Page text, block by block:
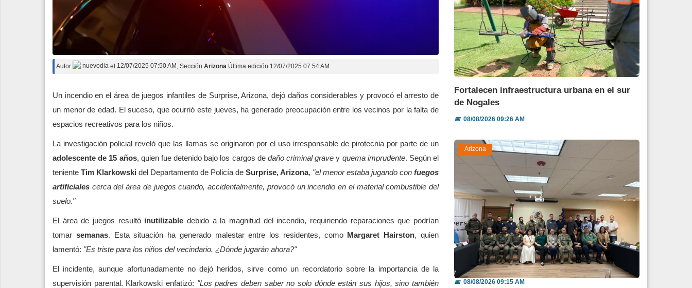
Autor nuevodia el 12/07/2025 07:50 AM , Sección Arizona Última edición 12/07/2025 07:54 AM.
Un incendio en el área de juegos infantiles de Surprise, Arizona, dejó daños considerables y provocó el arresto de
un menor de edad. El suceso, que ocurrió este jueves, ha generado preocupación entre los vecinos por la falta de
espacios recreativos para los niños.
La investigación policial reveló que las llamas se originaron por el uso irresponsable de pirotecnia por parte de un
adolescente de 15 años, quien fue detenido bajo los cargos de daño criminal grave y quema imprudente. Según el
teniente Tim Klarkowski del Departamento de Policía de Surprise, Arizona, "el menor estaba jugando con fuegos
artificiales cerca del área de juegos cuando, accidentalmente, provocó un incendio en el material combustible del
suelo."
El área de juegos resultó inutilizable debido a la magnitud del incendio, requiriendo reparaciones que podrían
tomar semanas. Esta situación ha generado malestar entre los residentes, como Margaret Hairston, quien
lamentó: "Es triste para los niños del vecindario. ¿Dónde jugarán ahora?"
El incidente, aunque afortunadamente no dejó heridos, sirve como un recordatorio sobre la importancia de la
supervisión parental. Klarkowski enfatizó: "Los padres deben saber no solo dónde están sus hijos, sino también
Fortalecen infraestructura urbana en el sur
de Nogales
📅08/08/2026 09:26 AM
Arizona
Refuerzan México y EU intercambio de
información para b...
📅08/08/2026 09:15 AM